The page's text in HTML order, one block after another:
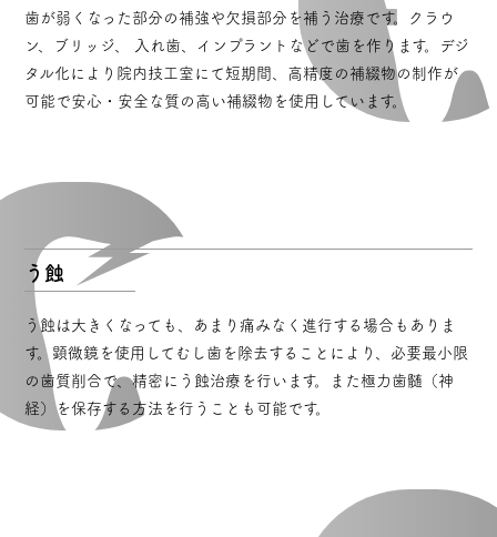
歯が弱くなった部分の補強や欠損部分を補う治療です。クラウ
ン、ブリッジ、 入れ歯、インプラントなどで歯を作ります。デジ
タル化により院内技工室にて短期間、高精度の補綴物の制作が
可能で安心・安全な質の高い補綴物を使用しています。
う蝕
う蝕は大きくなっても、あまり痛みなく進行する場合もありま
す。顕微鏡を使用してむし歯を除去することにより、必要最小限
の歯質削合で、精密にう蝕治療を行います。また極力歯髄（神
経）を保存する方法を行うことも可能です。